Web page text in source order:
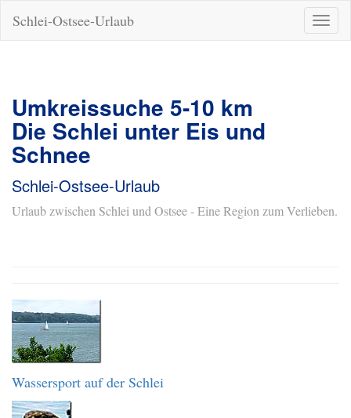
ein-/
Schlei-Ostsee-Urlaub
Umkreissuche 5-10 km
Die Schlei unter Eis und
Schnee
Schlei-Ostsee-Urlaub
Urlaub zwischen Schlei und Ostsee - Eine Region zum Verlieben.
Wassersport auf der Schlei